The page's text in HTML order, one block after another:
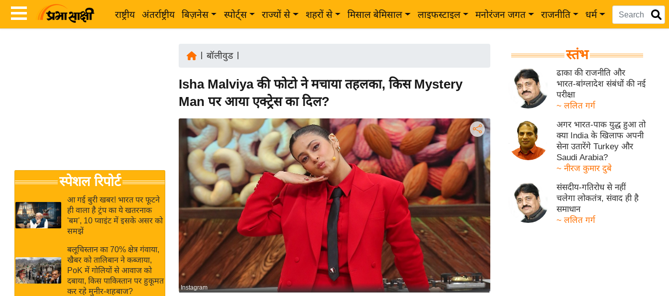
राष्ट्रीय अंतर्राष्ट्रीय बिज़नेस स्पोर्ट्स राज्यों से शहरों से मिसाल बेमिसाल लाइफस्टाइल मनोरंजन जगत राजनीति धर्म
Breaking
News in
Hindi
Hindi
Hindi
Videos
जगत
राय
बजट
क्रिकेट
IPL
2026
स्पेशल रिपोर्ट
आ गई बुरी खबर! भारत पर फूटने
ही वाला है ट्रंप का ये खतरनाक
'बम', 10 प्वाइंट में इसके असर को
समझें
बलूचिस्तान का 70% क्षेत्र गंवाया,
खैबर को तालिबान ने कब्जाया,
PoK में गोलियों से आवाज को
दबाया, किस पाकिस्तान पर हुकूमत
कर रहे मुनीर-शहबाज?
बॉलीवुड|
Isha Malviya की फोटो ने मचाया तहलका, किस Mystery
Man पर आया एक्ट्रेस का दिल?
Instagram
स्तंभ
ढाका की राजनीति और
भारत-बांग्लादेश संबंधों की नई
परीक्षा
~ ललित गर्ग
अगर भारत-पाक युद्ध हुआ तो
क्या India के खिलाफ अपनी
सेना उतारेंगे Turkey और
Saudi Arabia?
~ नीरज कुमार दुबे
संसदीय-गतिरोध से नहीं
चलेगा लोकतंत्र, संवाद ही है
समाधान
~ ललित गर्ग